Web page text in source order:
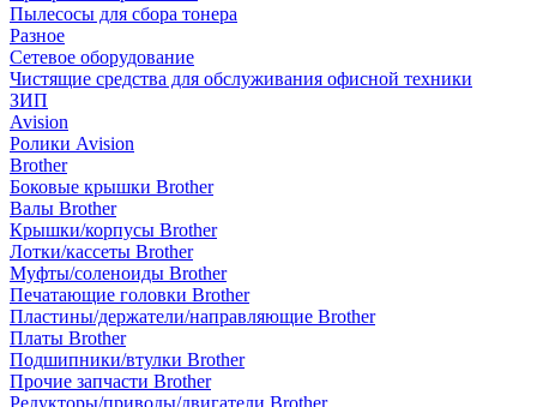
Пылесосы для сбора тонера
Разное
Сетевое оборудование
Чистящие средства для обслуживания офисной техники
ЗИП
Avision
Ролики Avision
Brother
Боковые крышки Brother
Валы Brother
Крышки/корпусы Brother
Лотки/кассеты Brother
Муфты/соленоиды Brother
Печатающие головки Brother
Пластины/держатели/направляющие Brother
Платы Brother
Подшипники/втулки Brother
Прочие запчасти Brother
Редукторы/приводы/двигатели Brother